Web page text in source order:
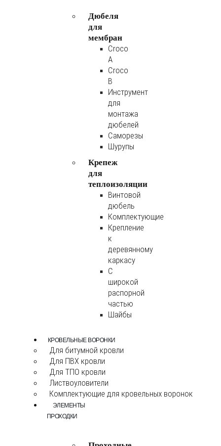
Дюбеля
для
мембран
Croco
A
Croco
B
Инструмент
для
монтажа
дюбелей
Саморезы
Шурупы
Крепеж
для
теплоизоляции
Винтовой
дюбель
Комплектующие
Крепление
к
деревянному
каркасу
С
широкой
распорной
частью
Шайбы
КРОВЕЛЬНЫЕ ВОРОНКИ
Для битумной кровли
Для ПВХ кровли
Для ТПО кровли
Листвоуловители
Комплектующие для кровельных воронок
ЭЛЕМЕНТЫ
ПРОХОДКИ